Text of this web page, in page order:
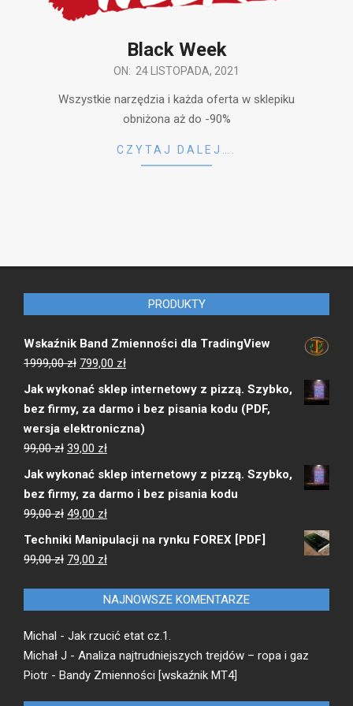
Black Week
ON: 24 LISTOPADA, 2021
Wszystkie narzędzia i każda oferta w sklepiku
obniżona aż do -90%
CZYTAJ DALEJ….
PRODUKTY
Wskaźnik Band Zmienności dla TradingView
1999,00zł Pierwotna
cena
wynosiła:
1999,00 zł.
799,00 złAktualna
cena
wynosi:
799,00 zł.
Jak wykonać sklep internetowy z pizzą. Szybko,
bez firmy, za darmo i bez pisania kodu (PDF,
wersja elektroniczna)
99,00zł Pierwotna
cena
wynosiła:
99,00 zł.
39,00 złAktualna
cena
wynosi:
Jak wykonać sklep internetowy z pizzą. Szybko,
bez firmy, za darmo i bez pisania kodu
99,00zł Pierwotna
cena
wynosiła:
49,00 złAktualna
cena
Techniki Manipulacji na rynku FOREX [PDF]
99,00zł Pierwotna
wynosiła:
79,00 złAktualna
wynosi:
NAJNOWSZE KOMENTARZE
Michal - Jak rzucić etat cz.1.
Michał J - Analiza najtrudniejszych trejdów – ropa i gaz
Piotr - Bandy Zmienności [wskaźnik MT4]